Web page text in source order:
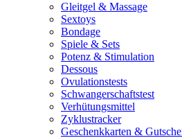
Gleitgel & Massage
Sextoys
Bondage
Spiele & Sets
Potenz & Stimulation
Dessous
Ovulationstests
Schwangerschaftstest
Verhütungsmittel
Zyklustracker
Geschenkkarten &